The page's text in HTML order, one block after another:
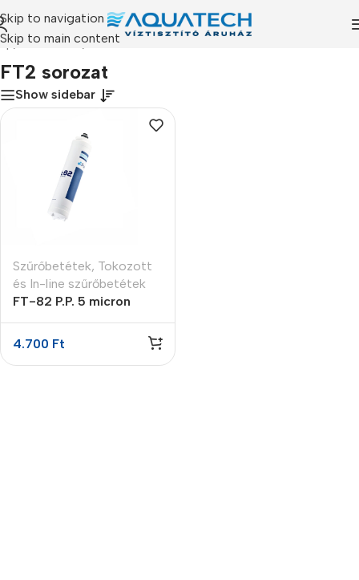
Skip to navigation
Skip to main content
/Termékeink/“FT2 sorozat” címkével rendelkező termékek
FT2 sorozat
Show sidebar
Szűrőbetétek, Tokozott
és In-line szűrőbetétek
FT-82 P.P. 5 micron
vízszűrő betét
4.700 Ft